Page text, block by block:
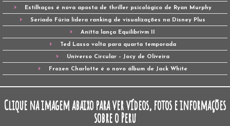
Estilhaços é nova aposta de thriller psicológico de Ryan Murphy
Seriado Fúria lidera ranking de visualizações na Disney Plus
Anitta lança Equilibrivm II
Ted Lasso volta para quarta temporada
Universo Circular – Jocy de Oliveira
Frozen Charlotte é o novo álbum de Jack White
Clique na imagem abaixo para ver vídeos, fotos e informações
sobre o Peru